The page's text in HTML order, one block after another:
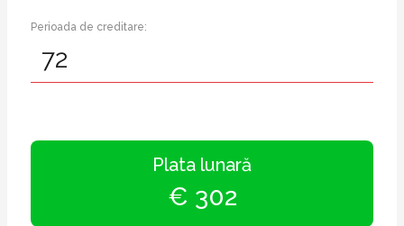
Perioada de creditare:
Plata lunară
€ 302